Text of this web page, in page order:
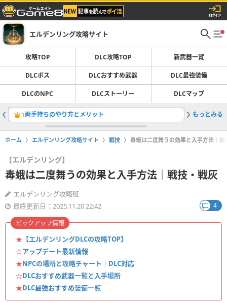
エルデンリング攻略サイト
攻略TOP DLC攻略TOP 新武器一覧
DLCボス DLCおすすめ武器 DLC最強装備
DLCのNPC DLCストーリー DLCマップ
1両手持ちのやり方とメリット 2脳筋ビ
もっとみる
ホーム エルデンリング攻略サイト 戦技 毒蛾は二度舞うの効果と入手方法｜戦
【エルデンリング】
毒蛾は二度舞うの効果と入手方法｜戦技・戦灰
エルデンリング攻略班
最終更新日：2025.11.20 22:42
4
★ 【エルデンリングDLCの攻略TOP】
☆アップデート最新情報
★NPCの場所と攻略チャート｜DLC対応
☆DLCおすすめ武器一覧と入手場所
★DLC最強おすすめ装備一覧
ピックアップ情報